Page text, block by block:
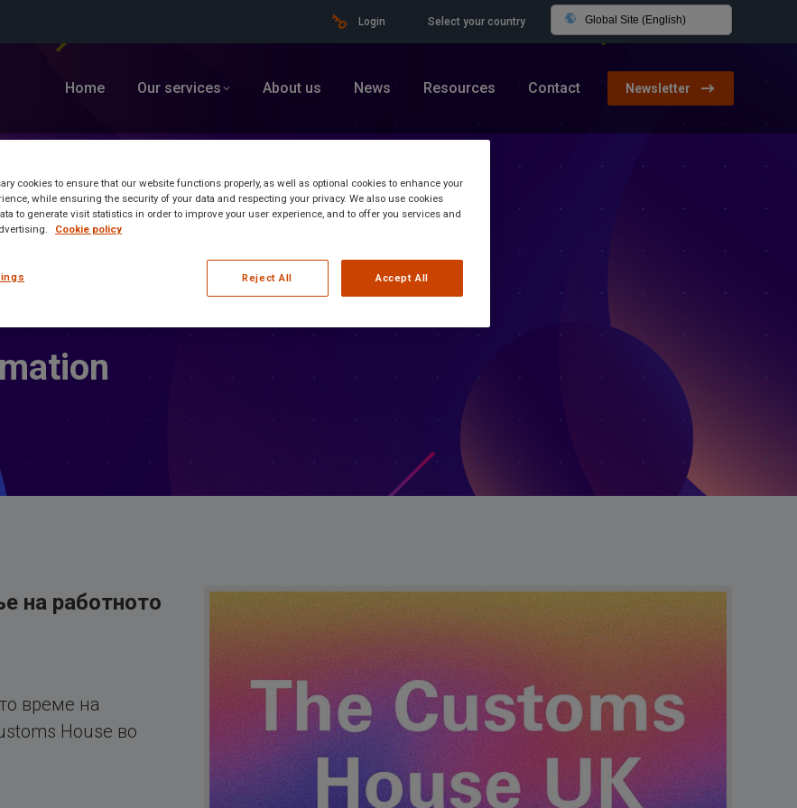
Login Select your country Global Site (English)
Home Our services About us News Resources Contact Newsletter
на работното
време на
House во
cookies to ensure that our website functions properly, as well as optional cookies to enhance your
while ensuring the security of your data and respecting your privacy. We also use cookies
to generate visit statistics in order to improve your user experience, and to offer you services and
Cookie policy
Reject All Accept All